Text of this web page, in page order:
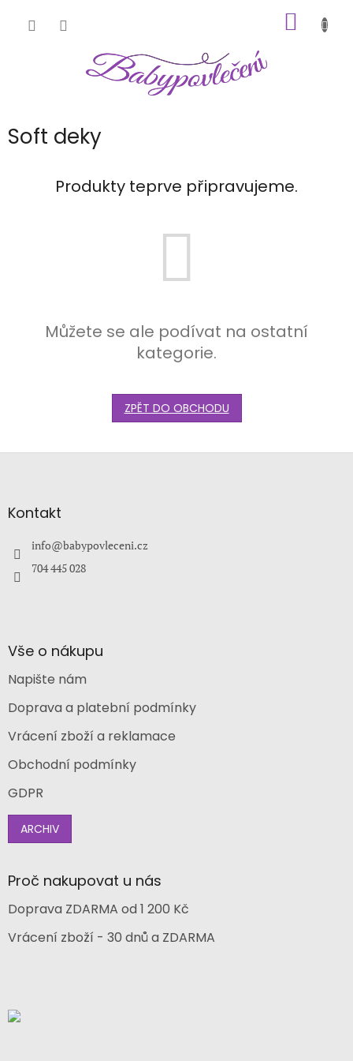
Soft deky
Produkty teprve připravujeme.
Můžete se ale podívat na ostatní
kategorie.
ZPĚT DO OBCHODU
aKontakt
info@babypovleceni.cz
704 445 028
Vše o nákupu
Napište nám
Doprava a platební podmínky
Vrácení zboží a reklamace
Obchodní podmínky
GDPR
ARCHIV
Proč nakupovat u nás
Doprava ZDARMA od 1 200 Kč
Vrácení zboží - 30 dnů a ZDARMA